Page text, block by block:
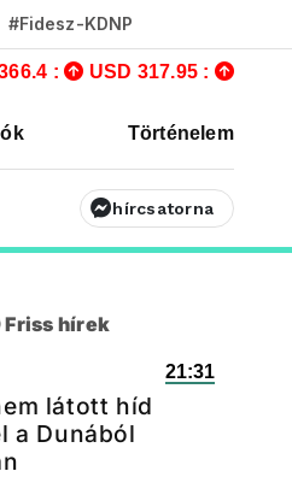
#Fidesz-KDNP
: USD 317.95 :
Történelem
hírcsatorna
Friss hírek
21:31
látott híd
a Dunából